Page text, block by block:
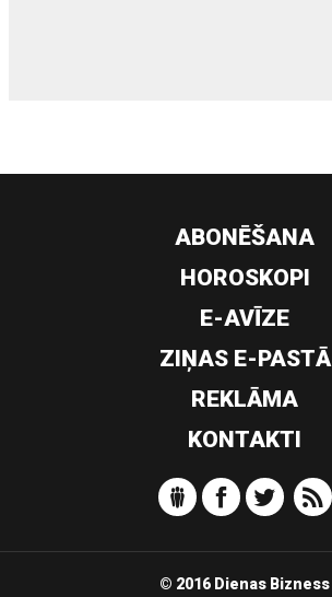
ABONĒŠANA
HOROSKOPI
E-AVĪZE
ZIŅAS E-PASTĀ
REKLĀMA
KONTAKTI
© 2016 Dienas Bizness